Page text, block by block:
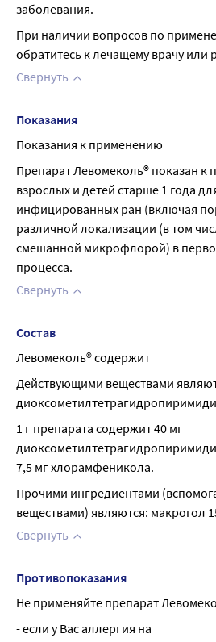
заболевания.
При наличии вопросов по
обратитесь к лечащему врачу или
Свернуть
Показания
Показания к применению
Препарат Левомеколь® показан к
взрослых и детей старше 1 года
инфицированных ран (включая
различной локализации (в том
смешанной микрофлорой) в
процесса.
Свернуть
Состав
Левомеколь® содержит
Действующими веществами
1 г препарата содержит 40 мг
7,5 мг хлорамфеникола.
Прочими ингредиентами
веществами) являются: макрогол
Свернуть
Противопоказания
Не применяйте препарат
- если у Вас аллергия на